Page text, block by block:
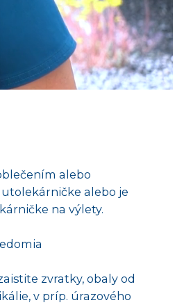
alebo
alebo je
na výlety.
zvratky, obaly od
v príp. úrazového